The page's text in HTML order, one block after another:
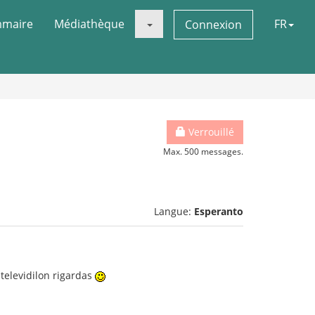
Médiathèque Connexion FR
Verrouillé
Max. 500 messages.
Langue: Esperanto
rigardas